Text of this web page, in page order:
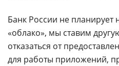
Банк России не планирует
«облако», мы ставим
отказаться от
для работы приложений,